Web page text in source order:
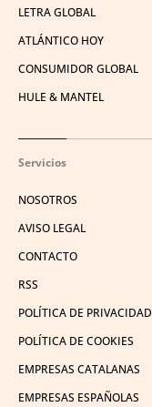
LETRA GLOBAL
ATLÁNTICO HOY
CONSUMIDOR GLOBAL
HULE & MANTEL
Servicios
NOSOTROS
AVISO LEGAL
CONTACTO
RSS
POLÍTICA DE PRIVACIDAD
POLÍTICA DE COOKIES
EMPRESAS CATALANAS
EMPRESAS ESPAÑOLAS